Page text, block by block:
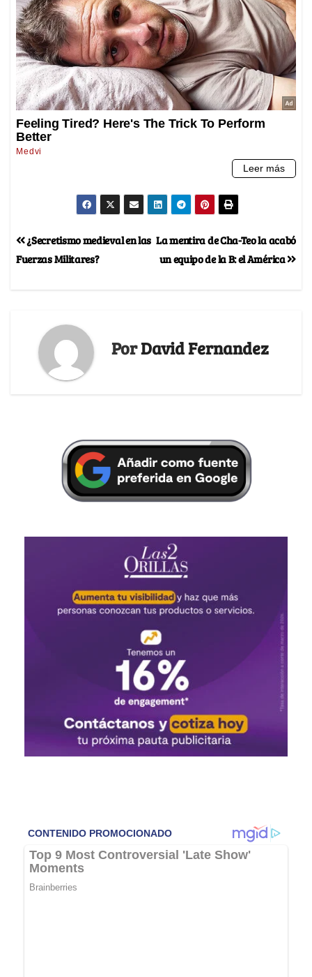
La mentira de Cha-Teo la acabó
un equipo de la B: el América
¿Secretismo medieval en las
Fuerzas Militares?
PorDavid Fernandez